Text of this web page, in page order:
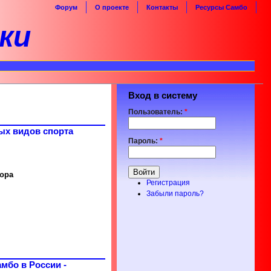
Ресурсы Самбо
Контакты
О проекте
Форум
видов спорта
в России -
Вход в систему
Пользователь: *
Пароль: *
Регистрация
Забыли пароль?